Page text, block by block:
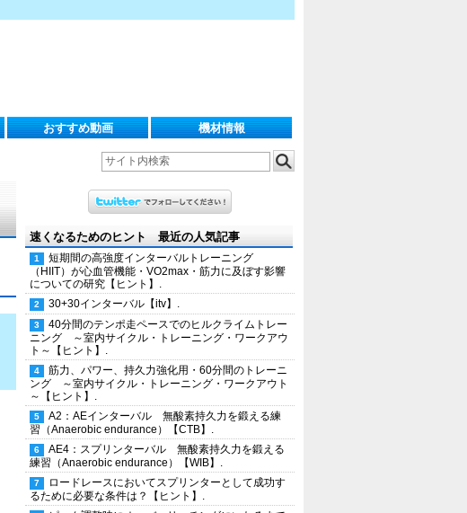
おすすめ動画 機材情報
速くなるためのヒント 最近の人気記事
短期間の高強度インターバルトレーニング
（HIIT）が心血管機能・VO2max・筋力に及ぼす影響
についての研究【ヒント】.
30+30インターバル【itv】.
40分間のテンポ走ペースでのヒルクライムトレー
ニング ～室内サイクル・トレーニング・ワークアウ
ト～【ヒント】.
筋力、パワー、持久力強化用・60分間のトレーニ
ング ～室内サイクル・トレーニング・ワークアウト
～【ヒント】.
A2：AEインターバル 無酸素持久力を鍛える練
習（Anaerobic endurance）【CTB】.
AE4：スプリンターバル 無酸素持久力を鍛える
練習（Anaerobic endurance）【WIB】.
ロードレースにおいてスプリンターとして成功す
るために必要な条件は？【ヒント】.